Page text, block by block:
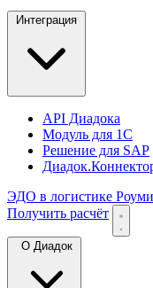
Интеграция
API Диадока
Модуль для 1С
Решение для SAP
ЭДО в логистике
Получить расчёт
О Диадок